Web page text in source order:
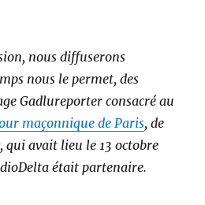
nous diffuserons
nous le permet, des
Gadlureporter consacré au
maçonnique de Paris, de
qui avait lieu le 13 octobre
était partenaire.